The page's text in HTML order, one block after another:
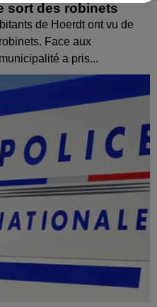
sort des robinets
de Hoerdt ont vu de
Face aux
a pris...